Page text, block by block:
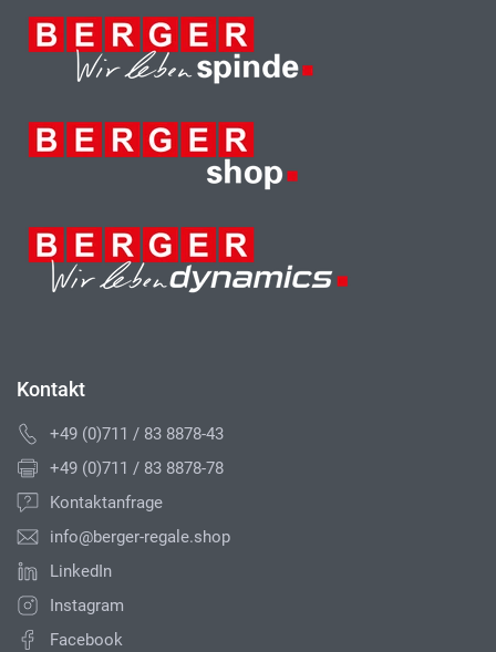
Kontakt
+49 (0)711 / 83 8878-43
+49 (0)711 / 83 8878-78
Kontaktanfrage
info@berger-regale.shop
LinkedIn
Instagram
Facebook